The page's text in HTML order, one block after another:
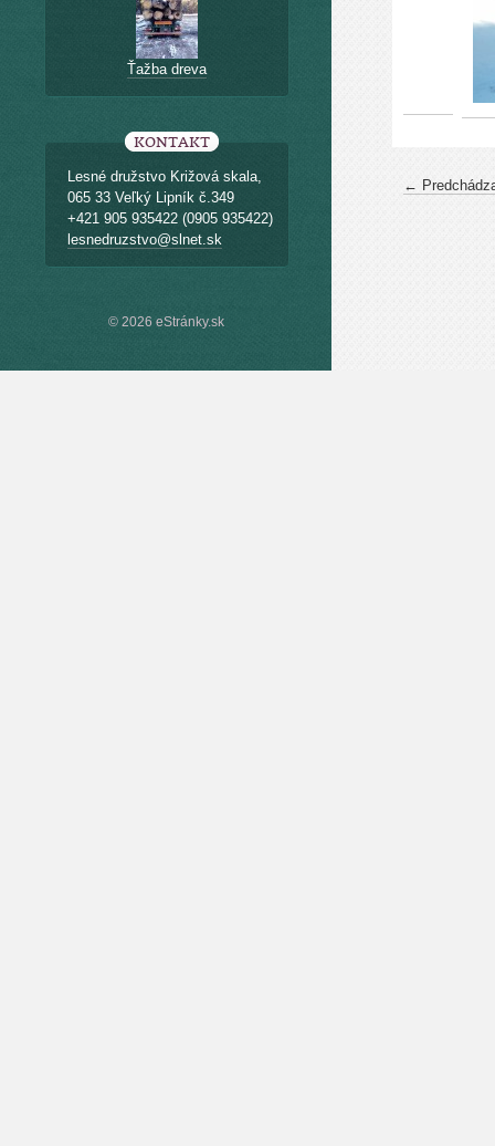
←
Ťažba dreva
KONTAKT
Lesné družstvo Križová skala,
065 33 Veľký Lipník č.349
+421 905 935422 (0905 935422)
lesnedruzstvo@slnet.sk
© 2026 eStránky.sk